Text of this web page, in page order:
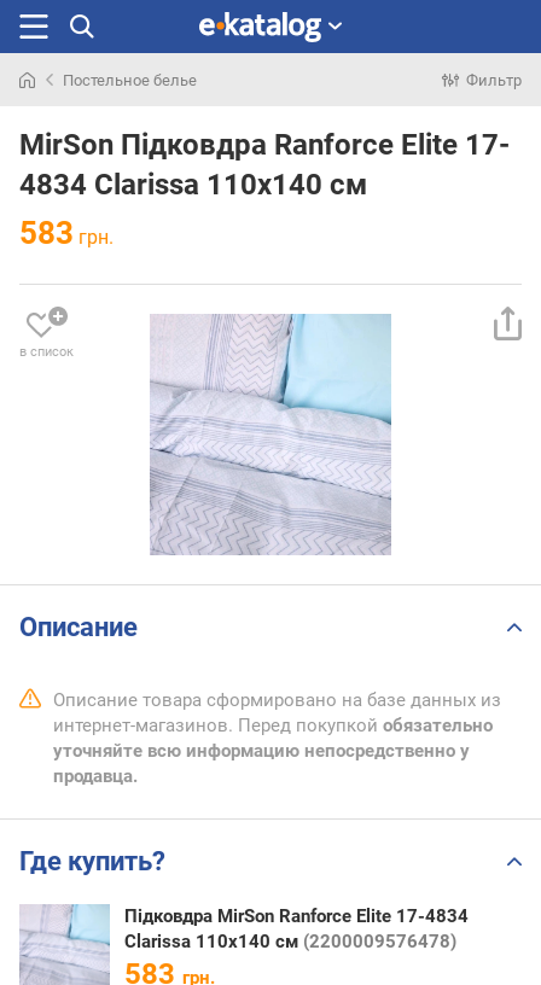
раньше
Постельное белье Фильтр
MirSon Підковдра Ranforce Elite 17-
4834 Clarissa 110х140 см
583 грн.
в список
Описание
Описание товара сформировано на базе данных из
интернет-магазинов. Перед покупкой обязательно
уточняйте всю информацию непосредственно у
продавца.
Где купить?
Підковдра MirSon Ranforce Elite 17-4834
Clarissa 110х140 см (2200009576478)
583 грн.